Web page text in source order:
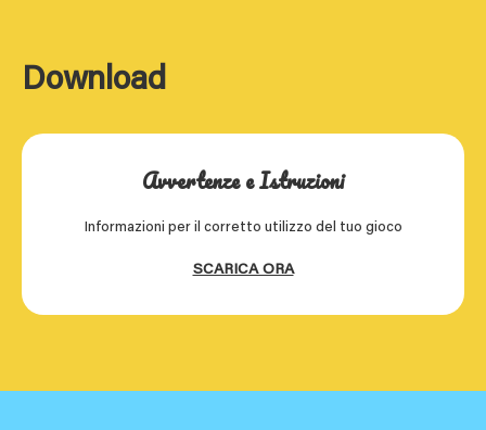
Download
Avvertenze e Istruzioni
Informazioni per il corretto utilizzo del tuo gioco
SCARICA ORA